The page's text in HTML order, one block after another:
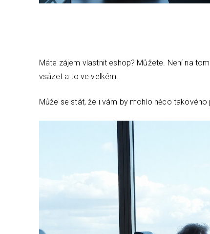
Máte zájem vlastnit eshop? Můžete. Není na
vsázet a to ve velkém.
Může se stát, že i vám by mohlo něco